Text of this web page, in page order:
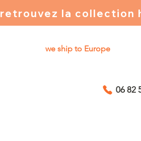
retrouvez la collection
we ship to Europe
06 82